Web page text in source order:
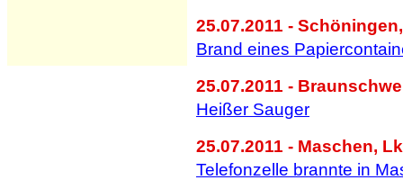
25.07.2011 -
Brand eines
25.07.2011 -
Heißer Sauger
25.07.2011 - Maschen,
Telefonzelle brannte in